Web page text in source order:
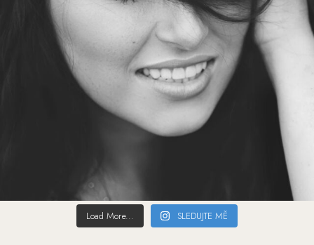
Load More... SLEDUJTE MĚ